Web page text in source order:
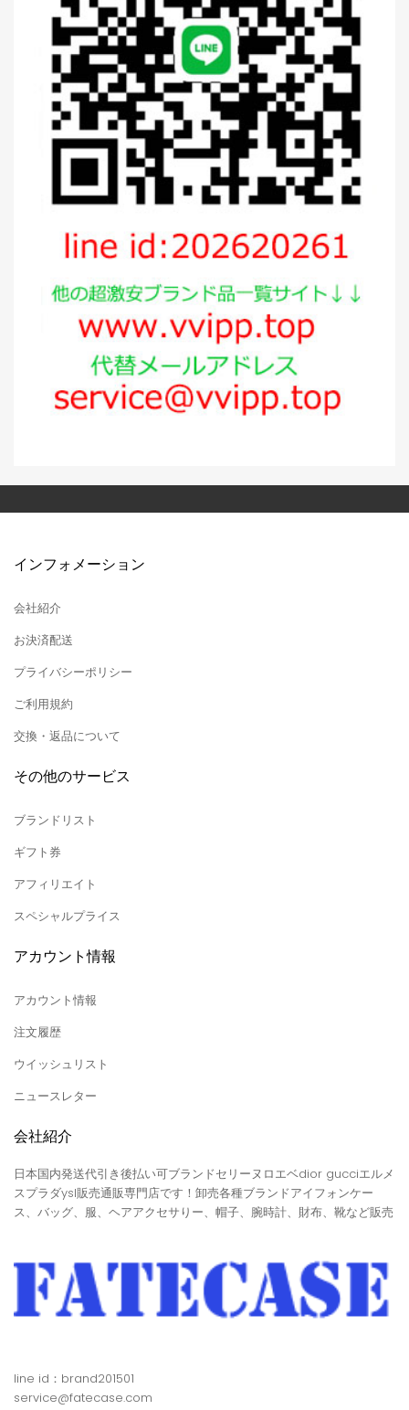
インフォメーション
会社紹介
お決済配送
プライバシーポリシー
ご利用規約
交換・返品について
その他のサービス
ブランドリスト
ギフト券
アフィリエイト
スペシャルプライス
アカウント情報
アカウント情報
注文履歴
ウイッシュリスト
ニュースレター
会社紹介
日本国内発送代引き後払い可ブランドセリーヌロエベdior gucciエルメ
スプラダysl販売通販専門店です！卸売各種ブランドアイフォンケー
ス、バッグ、服、ヘアアクセサりー、帽子、腕時計、財布、靴など販売
line id：brand201501
service@fatecase.com